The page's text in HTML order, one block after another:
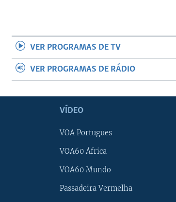
VER PROGRAMAS DE TV
VER PROGRAMAS DE RÁDIO
VÍDEO
VOA Portugues
VOA60 África
VOA60 Mundo
Passadeira Vermelha